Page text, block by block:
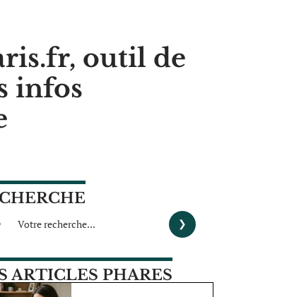
outil de
infos
ARTICLES PHARES